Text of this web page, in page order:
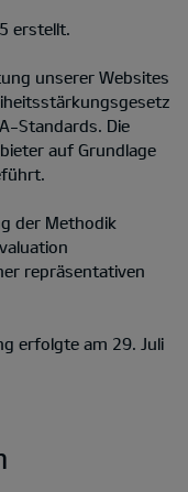
erstellt.
unserer Websites
Standards. Die
auf Grundlage
der Methodik
repräsentativen
erfolgte am 29. Juli